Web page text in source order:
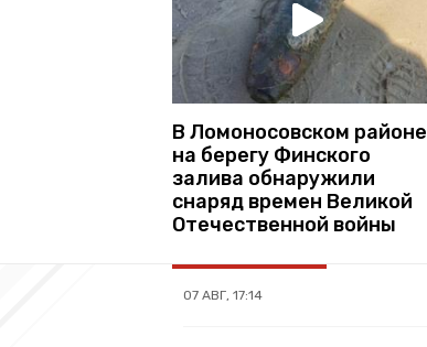
В Ломоносовском районе
на берегу Финского
залива обнаружили
снаряд времен Великой
Отечественной войны
07 АВГ, 17:14